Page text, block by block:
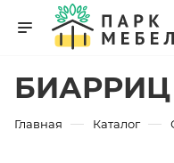
БИАРРИЦ
Главная — Каталог —